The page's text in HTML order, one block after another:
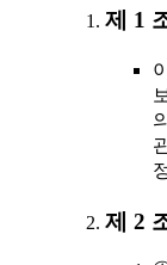
제 1
제 2